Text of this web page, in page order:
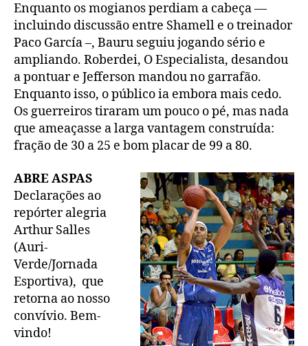
Enquanto os mogianos perdiam a cabeça —
incluindo discussão entre Shamell e o treinador
Paco García –, Bauru seguiu jogando sério e
ampliando. Roberdei, O Especialista, desandou
a pontuar e Jefferson mandou no garrafão.
Enquanto isso, o público ia embora mais cedo.
Os guerreiros tiraram um pouco o pé, mas nada
que ameaçasse a larga vantagem construída:
fração de 30 a 25 e bom placar de 99 a 80.
ABRE ASPAS
Declarações ao
repórter alegria
Arthur Salles
(Auri-
Verde/Jornada
Esportiva), que
retorna ao nosso
convívio. Bem-
vindo!